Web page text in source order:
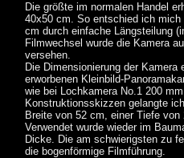
Die größte im normalen Handel
40x50 cm. So entschied ich
cm durch einfache Längsteilung
Filmwechsel wurde die Kamera
versehen.
Die Dimensionierung der
erworbenen Kleinbild-
wie bei Lochkamera No.1 200
Konstruktionsskizzen gelangte
Breite von 52 cm, einer Tiefe
Verwendet wurde wieder im
Dicke. Die am schwierigsten zu
die bogenförmige Filmführung.